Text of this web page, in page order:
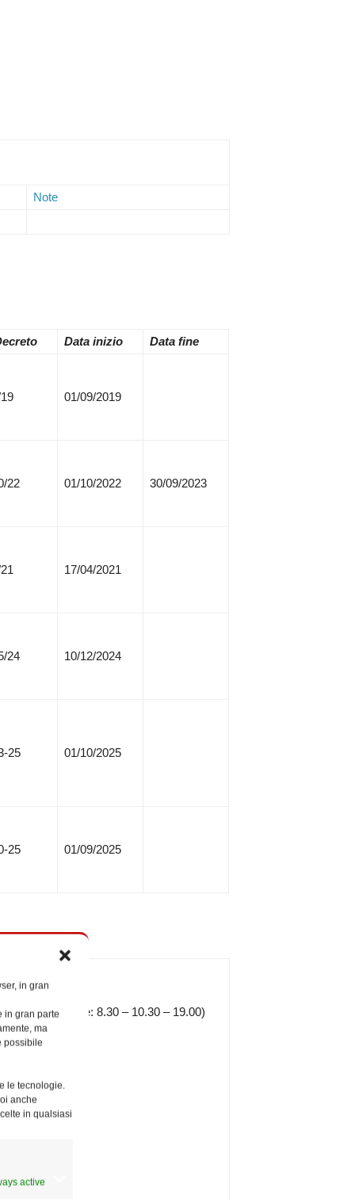
in gran
in gran parte
ma
possibile
le tecnologie.
anche
in qualsiasi
active
Note
Data inizio Data fine
01/09/2019
22 01/10/2022 30/09/2023
17/04/2021
24 10/12/2024
25 01/10/2025
25 01/09/2025
al 15 settembre: 8.30 – 10.30 – 19.00)